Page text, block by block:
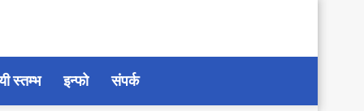
स्तम्भ इन्फो संपर्क